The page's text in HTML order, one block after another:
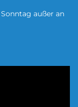
Sonntag außer an